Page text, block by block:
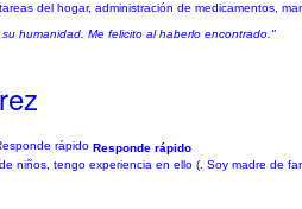
del hogar, administración de medicamentos,
humanidad. Me felicito al haberlo encontrado."
Responde rápido
niños, tengo experiencia en ello (. Soy madre de